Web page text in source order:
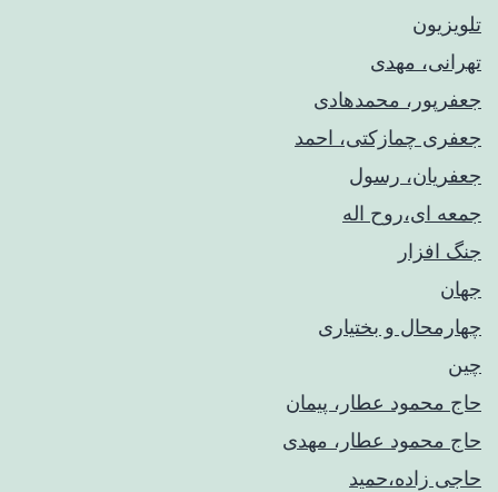
تلویزیون
تهرانی، مهدی
جعفرپور، محمدهادی
جعفری چمازکتی، احمد
جعفریان، رسول
جمعه ای،روح اله
جنگ افزار
جهان
چهارمحال و بختیاری
چین
حاج محمود عطار، پیمان
حاج محمود عطار، مهدی
حاجی زاده،حمید